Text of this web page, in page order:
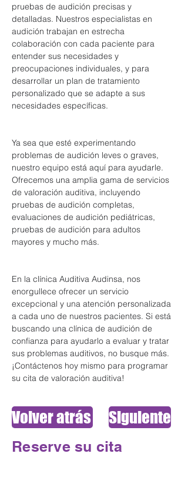
pruebas de audición precisas y
detalladas. Nuestros especialistas en
audición trabajan en estrecha
colaboración con cada paciente para
entender sus necesidades y
preocupaciones individuales, y para
desarrollar un plan de tratamiento
personalizado que se adapte a sus
necesidades específicas.
Ya sea que esté experimentando
problemas de audición leves o graves,
nuestro equipo está aquí para ayudarle.
Ofrecemos una amplia gama de servicios
de valoración auditiva, incluyendo
pruebas de audición completas,
evaluaciones de audición pediátricas,
pruebas de audición para adultos
mayores y mucho más.
En la clínica Auditiva Audinsa, nos
enorgullece ofrecer un servicio
excepcional y una atención personalizada
a cada uno de nuestros pacientes. Si está
buscando una clínica de audición de
confianza para ayudarlo a evaluar y tratar
sus problemas auditivos, no busque más.
¡Contáctenos hoy mismo para programar
su cita de valoración auditiva!
Volver atrás Siguiente
Reserve su cita